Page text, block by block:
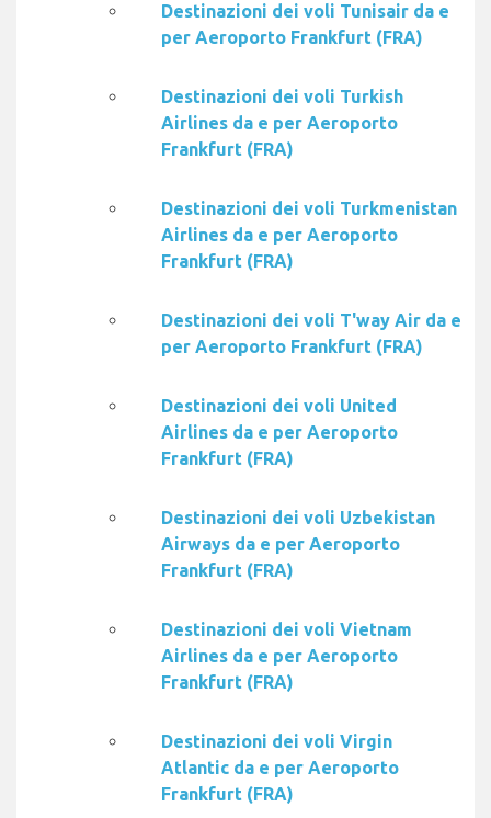
Destinazioni dei voli Tunisair da e
per Aeroporto Frankfurt (FRA)
Destinazioni dei voli Turkish
Airlines da e per Aeroporto
Frankfurt (FRA)
Destinazioni dei voli Turkmenistan
Airlines da e per Aeroporto
Frankfurt (FRA)
Destinazioni dei voli T'way Air da e
per Aeroporto Frankfurt (FRA)
Destinazioni dei voli United
Airlines da e per Aeroporto
Frankfurt (FRA)
Destinazioni dei voli Uzbekistan
Airways da e per Aeroporto
Frankfurt (FRA)
Destinazioni dei voli Vietnam
Airlines da e per Aeroporto
Frankfurt (FRA)
Destinazioni dei voli Virgin
Atlantic da e per Aeroporto
Frankfurt (FRA)